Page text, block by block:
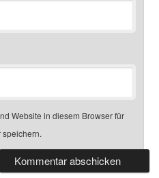
Website in diesem Browser für